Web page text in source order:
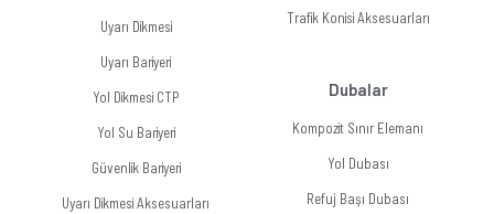
Uyarı Dikmesi
Uyarı Bariyeri
Yol Dikmesi CTP
Yol Su Bariyeri
Güvenlik Bariyeri
Uyarı Dikmesi Aksesuarları
Trafik Konisi Aksesuarları
Dubalar
Kompozit Sınır Elemanı
Yol Dubası
Refuj Başı Dubası